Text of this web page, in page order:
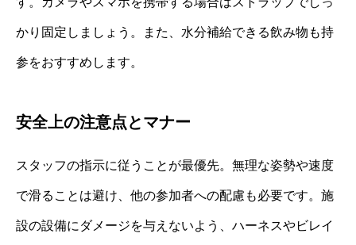
かり固定しましょう。また、水分補給できる飲み物も持
参をおすすめします。
安全上の注意点とマナー
スタッフの指示に従うことが最優先。無理な姿勢や速度
で滑ることは避け、他の参加者への配慮も必要です。施
設の設備にダメージを与えないよう、ハーネスやビレイ